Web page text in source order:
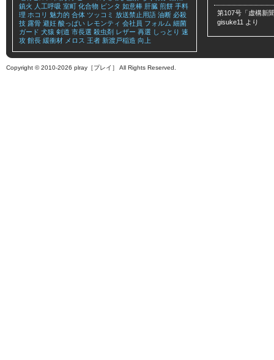
鎮火 人工呼吸 室町 化合物 ビンタ 如意棒 肝臓 煎餅 手料
理 ホコリ 魅力的 合体 ツッコミ 放送禁止用語 油断 必殺
技 露骨 避妊 酸っぱい レモンティ 会社員 フォルム 細菌
ガード 犬猿 剣道 市長選 殺虫剤 レザー 再選 しっとり 速
攻 館長 緩衝材 メロス 王者 新渡戸稲造 向上
第107号「虚構新
gisuke11 より
Copyright © 2010-2026 plray［プレイ］ All Rights Reserved.